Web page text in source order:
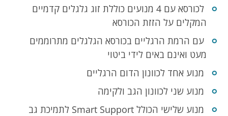
מפרט
ומשלוחים
לכורסא עם 4 מנועים כוללת זוג גלגלים קדמיים
המקלים על הזזת הכורסא
עם הרמת הרגליים בכורסא הגלגלים מתרוממים
מעט ואינם באים לידי ביטוי
מנוע אחד לכוונון הדום הרגליים
מנוע שני לכוונון הגב ולקימה
מנוע שלישי הכולל Smart Support לתמיכת גב